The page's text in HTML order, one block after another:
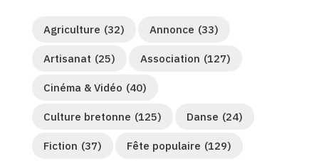
Agriculture (32) Annonce (33)
Artisanat (25) Association (127)
Cinéma & Vidéo (40)
Culture bretonne (125) Danse (24)
Fiction (37) Fête populaire (129)